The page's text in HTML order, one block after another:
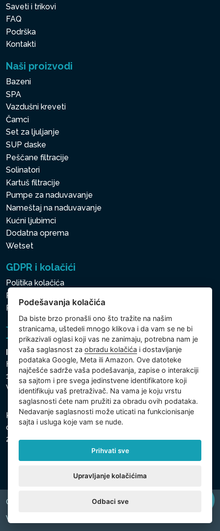
Saveti i trikovi
FAQ
Podrška
Kontakti
Naši proizvodi
Bazeni
SPA
Vazdušni kreveti
Čamci
Set za ljuljanje
SUP daske
Peščane filtracije
Solinatori
Kartuš filtracije
Pumpe za naduvavanje
Nameštaj na naduvavanje
Kućni ljubimci
Dodatna oprema
Wetset
GDPR i kolačići
Politika kolačića
Politika zaštite ličnih i drugih obrađivanih podataka
Politika kolačića
Intex Trading, s.r.o.
Hradecká 2526/3
130 00 Praha 3
Vinohrady - Česká republika
Kompanija je registrovana u Opštinskom sudu u Pragu,
odeljak C, uložak 74759, Identifikacioni broj kompanije:
26150808, Poreski identifikacioni broj: CZ26150808.
Copyright © 2026 INTEX TRADING s.r.o. All rights reserved.
Web by
Podešavanja kolačića
Da biste brzo pronašli ono što tražite na našim
stranicama, uštedeli mnogo klikova i da vam se ne bi
prikazivali oglasi koji vas ne zanimaju, potrebna nam je
vaša saglasnost zaobradu kolačića i dostavljanje
podataka Google, Meta ili Amazon. Ove datoteke
najčešće sadrže vaša podešavanja, zapise o interakciji
sa sajtom i pre svega jedinstvene identifikatore koji
identifikuju vaš pretraživač. Na vama je koju vrstu
saglasnosti ćete nam pružiti za obradu ovih podataka.
Nedavanje saglasnosti može uticati na funkcionisanje
sajta i usluga koje vam se nude.
Prihvati sve
Upravljanje kolačićima
Odbaci sve